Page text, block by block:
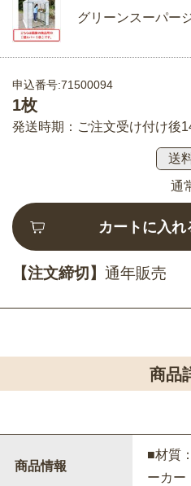
グリーンスーパー
申込番号:71500094
1枚
発送時期：ご注文受け付け後
送
通
カートに入れ
【注文締切】 通年販売
商品
商品情報
■材質
ーカー